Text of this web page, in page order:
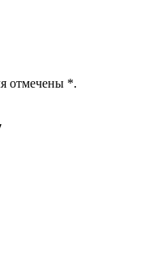
отмечены *.